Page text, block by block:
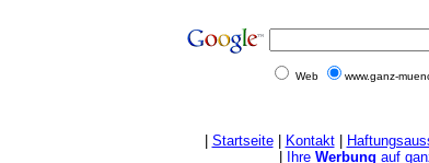
Web www.ganz-
Startseite| Kontakt|
Ihre Werbung auf